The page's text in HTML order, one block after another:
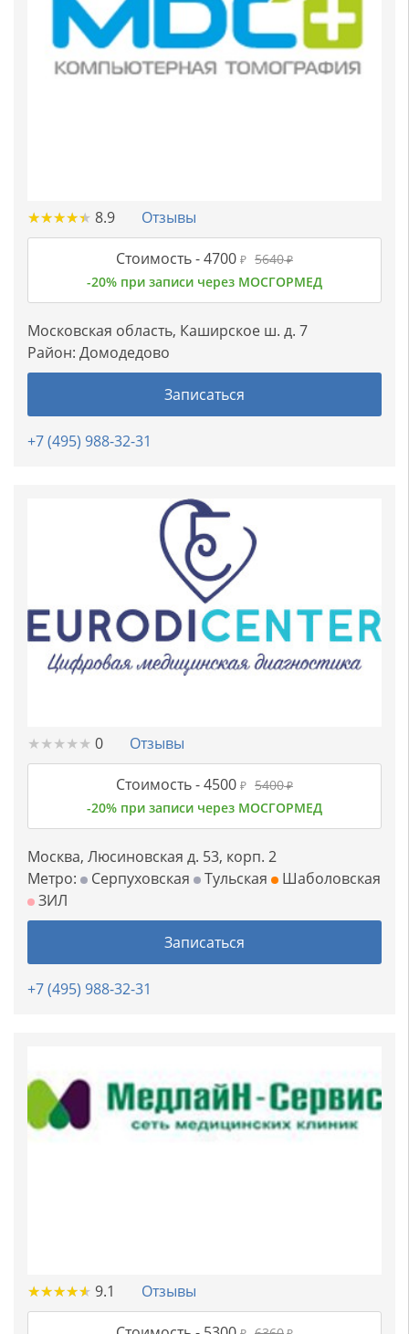
★★★★★
★★★★★ 8.9 Отзывы
Стоимость -4700 ₽ 5640₽
-20% при записи через МОСГОРМЕД
Московская область, Каширское ш. д. 7
Район: Домодедово
Записаться
+7 (495) 988-32-31
★★★★★
★★★★★ 0 Отзывы
Стоимость -4500 ₽ 5400₽
-20% при записи через МОСГОРМЕД
Москва, Люсиновская д. 53, корп. 2
Метро:
Серпуховская Тульская
Шаболовская
ЗИЛ
Записаться
+7 (495) 988-32-31
★★★★★
★★★★★ 9.1 Отзывы